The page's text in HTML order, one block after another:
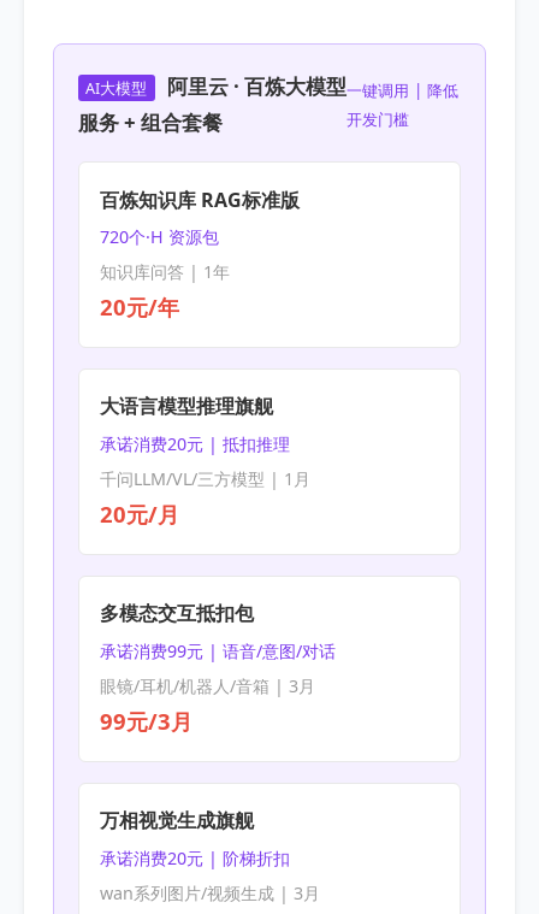
AI大模型
阿里云 · 百炼大模型
服务 + 组合套餐
一键调用 | 降低
开发门槛
百炼知识库 RAG标准版
720个·H 资源包
知识库问答 | 1年
20元/年
大语言模型推理旗舰
承诺消费20元 | 抵扣推理
千问LLM/VL/三方模型 | 1月
20元/月
多模态交互抵扣包
承诺消费99元 | 语音/意图/对话
眼镜/耳机/机器人/音箱 | 3月
99元/3月
万相视觉生成旗舰
承诺消费20元 | 阶梯折扣
wan系列图片/视频生成 | 3月